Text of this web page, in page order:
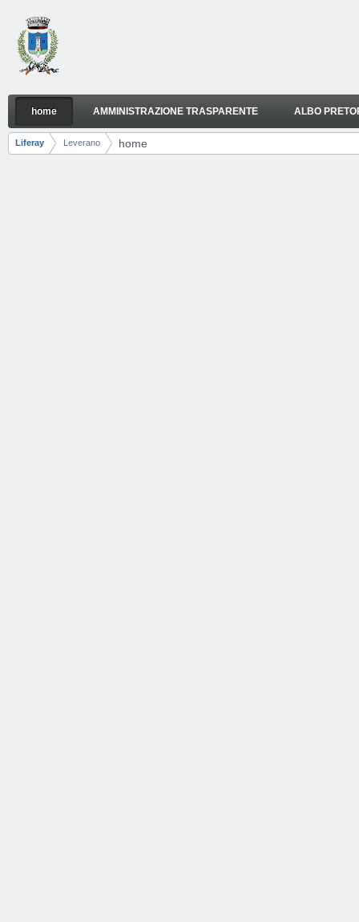
Salta al contenuto
home
Navigazione
home AMMINISTRAZIONE TRASPARENTE ALBO
Breadcrumb
Liferay Leverano home